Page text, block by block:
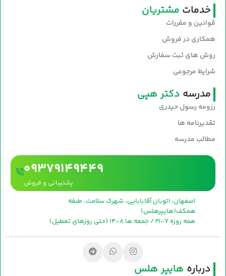
خدمات مشتریان
قوانین و مقررات
همکاری در فروش
روش های ثبت سفارش
شرایط مرجوعی
مدرسه دکتر هپی
رزومه رسول حیدری
تقدیرنامه ها
مطالب مدرسه
09379149449
پشتیبانی و فروش
اصفهان، اتوبان آقابابایی، شهرک سلامت، طبقه
همکف(هایپرهلس)
همه روزه 7-21 / جمعه ها 8-14 (حتی روزهای تعطیل)
درباره هایپر هلس